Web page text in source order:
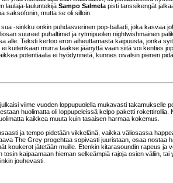
laulaja-lauluntekijä Sampo Salmela pisti tanssikengät
saksofonin, mutta se oli silloin.
-sinkku onkin puhdasverinen pop-balladi, joka kasvaa
suureet puhaltimet ja rytmipuolen nightwishmainen
alle. Teksti kertoo eron aiheuttamasta kaipuusta, jonka
kuitenkaan murra taakse jäänyttä vaan siitä voi kenties
potentiaalia ei hyödynnetä, kunnes oivalsin pienen
julkaisi viime vuoden loppupuolella mukavasti takamukselle
huolimatta oli loppupeleissä kelpo paketti rokettirollia.
kaikkea muuta kuin tasaisen harmaa kokemus.
ja tempo pidetään vikkelänä, vaikka väliosassa
The Grey progehtaa sopivasti juuristaan, osaa nostaa
koukerot jätetään muille. Etenkin kitarasoundin rapeus ja
kaipaamaan hieman selkeämpiä rajoja osien väliin, tai
jouhevasti.